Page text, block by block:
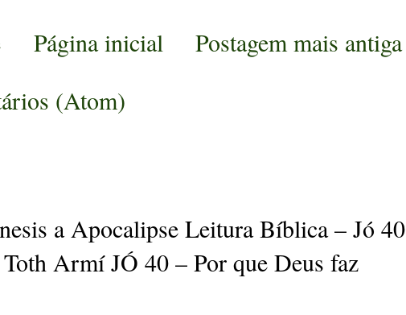
Postagem mais antiga
Página inicial
(Atom)
a Apocalipse Leitura Bíblica – Jó 40
Armí JÓ 40 – Por que Deus faz